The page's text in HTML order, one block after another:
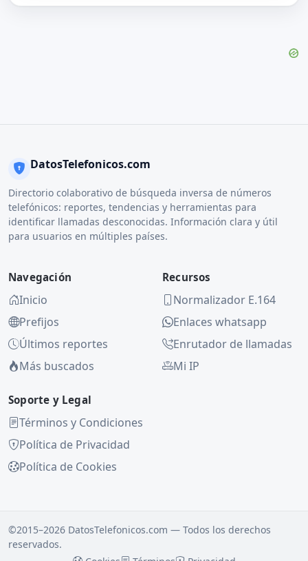
DatosTelefonicos.com
Directorio colaborativo de búsqueda inversa de números
telefónicos: reportes, tendencias y herramientas para
identificar llamadas desconocidas. Información clara y útil
para usuarios en múltiples países.
Navegación
Inicio
Prefijos
Últimos reportes
Más buscados
Recursos
Normalizador E.164
Enlaces whatsapp
Enrutador de llamadas
Mi IP
Soporte y Legal
Términos y Condiciones
Política de Privacidad
Política de Cookies
©2015–2026 DatosTelefonicos.com — Todos los derechos
reservados.